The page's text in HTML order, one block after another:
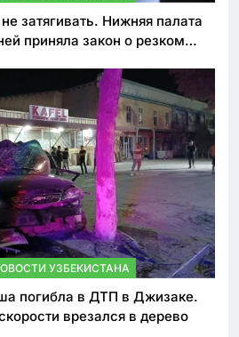
затягивать. Нижняя палата
приняла закон о резком
УЗБЕКИСТАНА
погибла в ДТП в Джизаке.
врезался в дерево